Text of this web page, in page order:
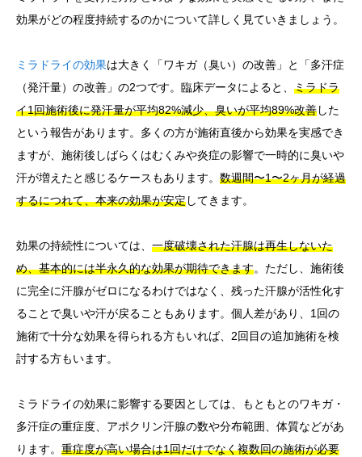
効果がどの程度持続するのかについて詳しく見ていきましょう。
ミラドライの効果は大きく「ワキガ（臭い）の改善」と「多汗症
（発汗量）の改善」の2つです。臨床データによると、 ミラドラ
イ1回施術後に発汗量が平均82%減少、臭いが平均89%改善した
という報告があります。多くの方が施術直後から効果を実感でき
ますが、施術後しばらくはむくみや炎症の影響で一時的に臭いや
汗が増えたと感じるケースもあります。 数週間〜1〜2ヶ月が経過
するにつれて、本来の効果が安定してきます。
効果の持続性については、 一度破壊された汗腺は再生しないた
め、基本的には半永久的な効果が期待できます。ただし、施術後
に完全に汗腺がゼロになるわけではなく、残った汗腺が活性化す
ることで臭いや汗が戻ることもあります。個人差があり、1回の
施術で十分な効果を得られる方もいれば、2回目の追加施術を検
討する方もいます。
ミラドライの効果に影響する要因としては、もともとのワキガ・
多汗症の重症度、アポクリン汗腺の数や分布範囲、体質などがあ
ります。 重症度が高い場合は1回だけでなく複数回の施術が必要